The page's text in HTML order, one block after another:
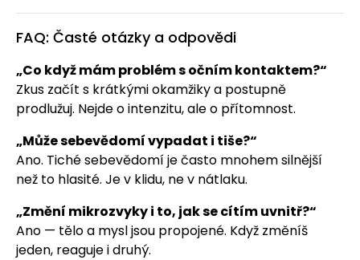
FAQ: Časté otázky a odpovědi
„Co když mám problém s očním kontaktem?“
Zkus začít s krátkými okamžiky a postupně
prodlužuj. Nejde o intenzitu, ale o přítomnost.
„Může sebevědomí vypadat i tiše?“
Ano. Tiché sebevědomí je často mnohem silnější
než to hlasité. Je v klidu, ne v nátlaku.
„Změní mikrozvyky i to, jak se cítím uvnitř?“
Ano — tělo a mysl jsou propojené. Když změníš
jeden, reaguje i druhý.